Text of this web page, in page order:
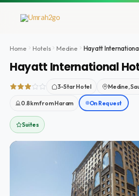
İçeriğe
Home Hotels Medine Hayatt
Hayatt International
3-Star Hotel Medine,
0.8km from Haram On Request
Suites